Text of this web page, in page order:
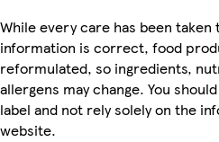
While every care has been
information is correct, food
reformulated, so ingredients,
allergens may change. You
label and not rely solely on the
website.